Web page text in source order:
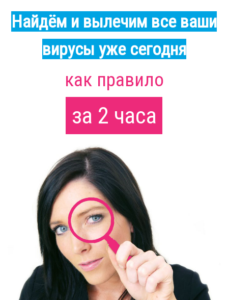
Найдём и вылечим все ваши
вирусы уже сегодня
как правило
за 2 часа